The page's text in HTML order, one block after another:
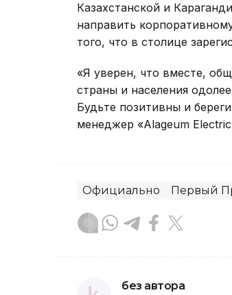
Казахстанской и
направить
того, что в столице
«Я уверен, что вместе,
страны и населения
Будьте позитивны и
менеджер «Alageum
Официально Первый
без автора